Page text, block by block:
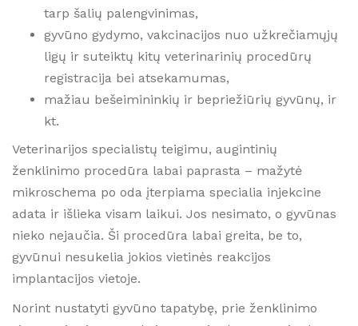
tarp šalių palengvinimas,
gyvūno gydymo, vakcinacijos nuo užkrečiamųjų
ligų ir suteiktų kitų veterinarinių procedūrų
registracija bei atsekamumas,
mažiau bešeimininkių ir bepriežiūrių gyvūnų, ir
kt.
Veterinarijos specialistų teigimu, augintinių
ženklinimo procedūra labai paprasta – mažytė
mikroschema po oda įterpiama specialia injekcine
adata ir išlieka visam laikui. Jos nesimato, o gyvūnas
nieko nejaučia. Ši procedūra labai greita, be to,
gyvūnui nesukelia jokios vietinės reakcijos
implantacijos vietoje.
Norint nustatyti gyvūno tapatybę, prie ženklinimo